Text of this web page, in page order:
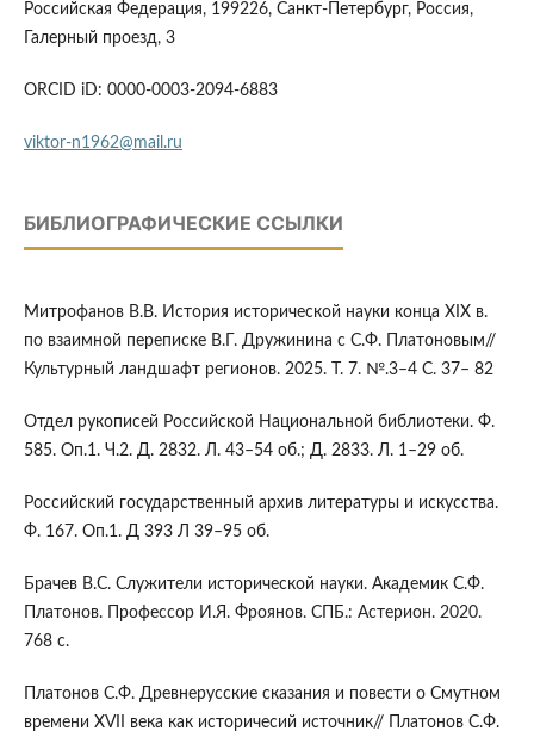
Российская Федерация, 199226, Санкт-Петербург, Россия,
Галерный проезд, 3
ORCID iD: 0000-0003-2094-6883
viktor-n1962@mail.ru
БИБЛИОГРАФИЧЕСКИЕ ССЫЛКИ
Митрофанов В.В. История исторической науки конца ХIХ в.
по взаимной переписке В.Г. Дружинина с С.Ф. Платоновым//
Культурный ландшафт регионов. 2025. Т. 7. №.3–4 С. 37– 82
Отдел рукописей Российской Национальной библиотеки. Ф.
585. Оп.1. Ч.2. Д. 2832. Л. 43–54 об.; Д. 2833. Л. 1–29 об.
Российский государственный архив литературы и искусства.
Ф. 167. Оп.1. Д 393 Л 39–95 об.
Брачев В.С. Служители исторической науки. Академик С.Ф.
Платонов. Профессор И.Я. Фроянов. СПБ.: Астерион. 2020.
768 с.
Платонов С.Ф. Древнерусские сказания и повести о Смутном
времени XVII века как историчесий источник// Платонов С.Ф.